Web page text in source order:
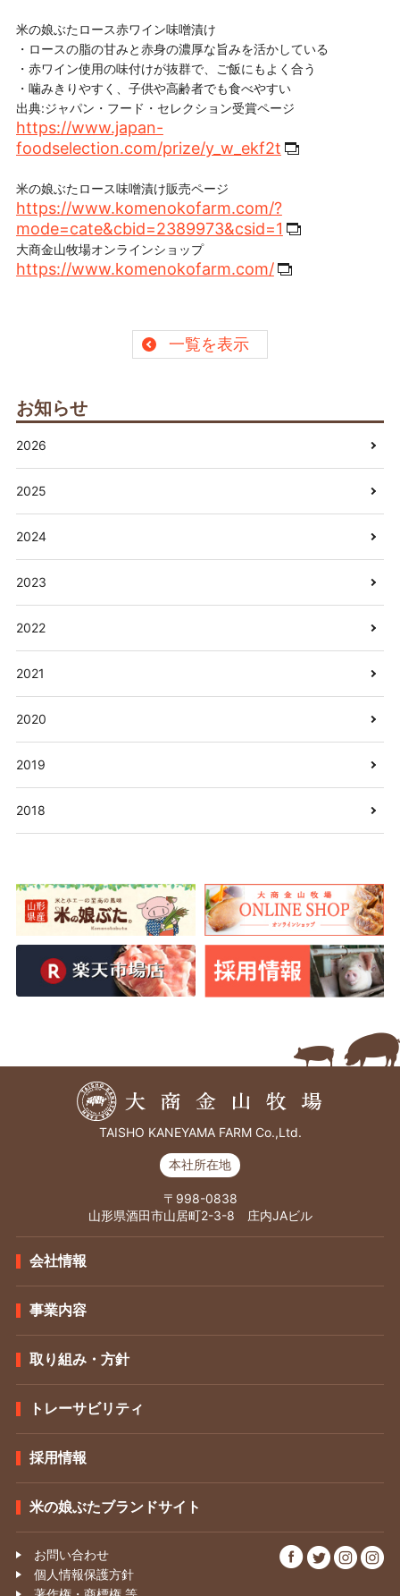
米の娘ぶたロース赤ワイン味噌漬け
・ロースの脂の甘みと赤身の濃厚な旨みを活かしている
・赤ワイン使用の味付けが抜群で、ご飯にもよく合う
・噛みきりやすく、子供や高齢者でも食べやすい
出典:ジャパン・フード・セレクション受賞ページ
https://www.japan-
foodselection.com/prize/y_w_ekf2t
米の娘ぶたロース味噌漬け販売ページ
https://www.komenokofarm.com/?
mode=cate&cbid=2389973&csid=1
大商金山牧場オンラインショップ
https://www.komenokofarm.com/
一覧を表示
お知らせ
2026
2025
2024
2023
2022
2021
2020
2019
2018
TAISHO KANEYAMA FARM Co.,Ltd.
本社所在地
〒998-0838
山形県酒田市山居町2-3-8 庄内JAビル
会社情報
事業内容
取り組み・方針
トレーサビリティ
採用情報
米の娘ぶたブランドサイト
お問い合わせ
個人情報保護方針